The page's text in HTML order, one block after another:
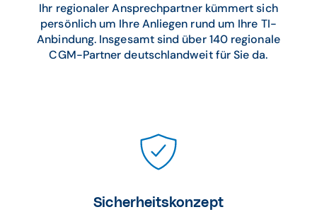
Ihr regionaler Ansprechpartner kümmert sich
persönlich um Ihre Anliegen rund um Ihre TI-
Anbindung. Insgesamt sind über 140 regionale
CGM-Partner deutschlandweit für Sie da.
Sicherheitskonzept